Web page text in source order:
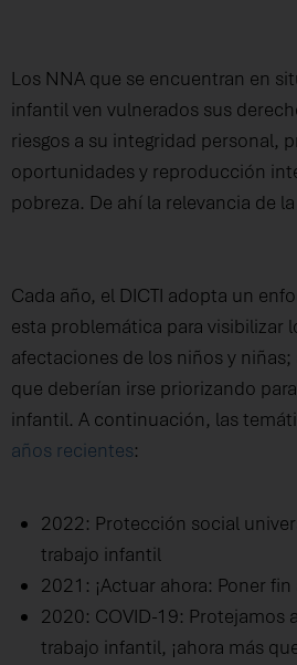
Los NNA que se encuentran en
infantil ven vulnerados sus
riesgos a su integridad personal,
oportunidades y reproducción
pobreza. De ahí la relevancia de
Cada año, el DICTI adopta un
esta problemática para visibilizar
afectaciones de los niños y
que deberían irse priorizando
infantil. A continuación, las
años recientes:
2022: Protección social
trabajo infantil
2021: ¡Actuar ahora: Poner
2020: COVID-19: Protejamos
trabajo infantil, ¡ahora más